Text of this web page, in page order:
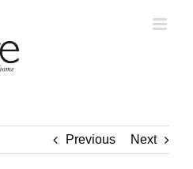
Previous Next